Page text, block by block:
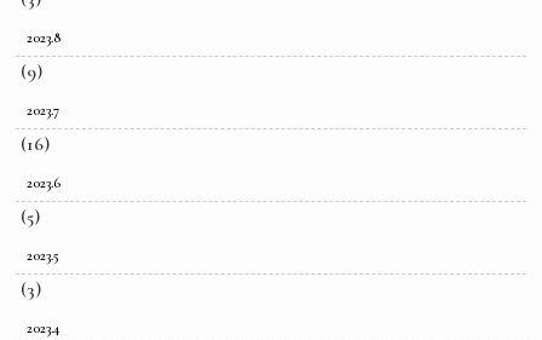
2023.8
(9)
2023.7
(16)
2023.6
(5)
2023.5
(3)
2023.4